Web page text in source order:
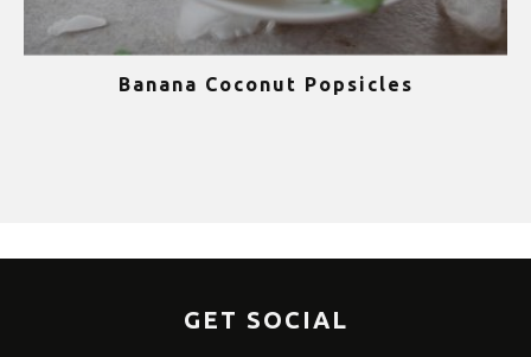
Banana Coconut Popsicles
GET SOCIAL